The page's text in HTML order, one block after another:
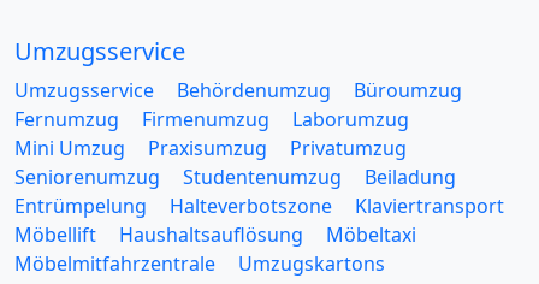
Umzugsservice
Umzugsservice Behördenumzug
Büroumzug
Fernumzug
Firmenumzug
Laborumzug
Mini Umzug
Praxisumzug
Privatumzug
Seniorenumzug
Studentenumzug
Beiladung
Entrümpelung
Halteverbotszone
Klaviertransport
Möbellift
Haushaltsauflösung
Möbeltaxi
Möbelmitfahrzentrale
Umzugskartons